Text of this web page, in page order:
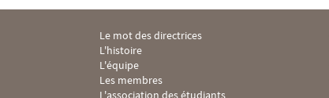
Menu Footer IHEI 1
Le mot des directrices
L'histoire
L'équipe
Les membres
L'association des étudiants